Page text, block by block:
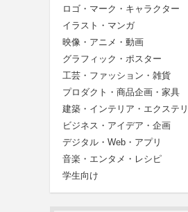
ロゴ・マーク・キャラクター
イラスト・マンガ
映像・アニメ・動画
グラフィック・ポスター
工芸・ファッション・雑貨
プロダクト・商品企画・家具
建築・インテリア・エクステ
ビジネス・アイデア・企画
デジタル・Web・アプリ
音楽・エンタメ・レシピ
学生向け